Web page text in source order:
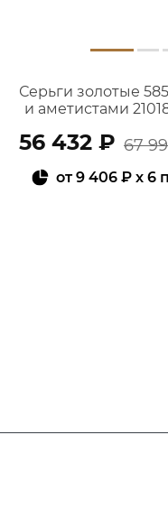
Серьги золотые
и аметистами
56 432 ₽ 67
от9 406 ₽ x 6